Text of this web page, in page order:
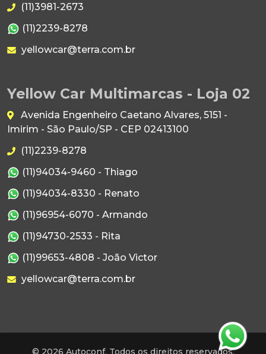
(11)3981-2673
(11)2239-8278
yellowcar@terra.com.br
Yellow Car Multimarcas - Loja 02
Avenida Engenheiro Caetano Alvares, 5151 -
Imirim - São Paulo/SP - CEP 02413100
(11)2239-8278
(11)94034-9460 - Thiago
(11)94034-8330 - Renato
(11)96954-6070 - Armando
(11)94730-2533 - Rita
(11)99653-4808 - João Victor
yellowcar@terra.com.br
© 2026 Autoconf. Todos os direitos reservados.